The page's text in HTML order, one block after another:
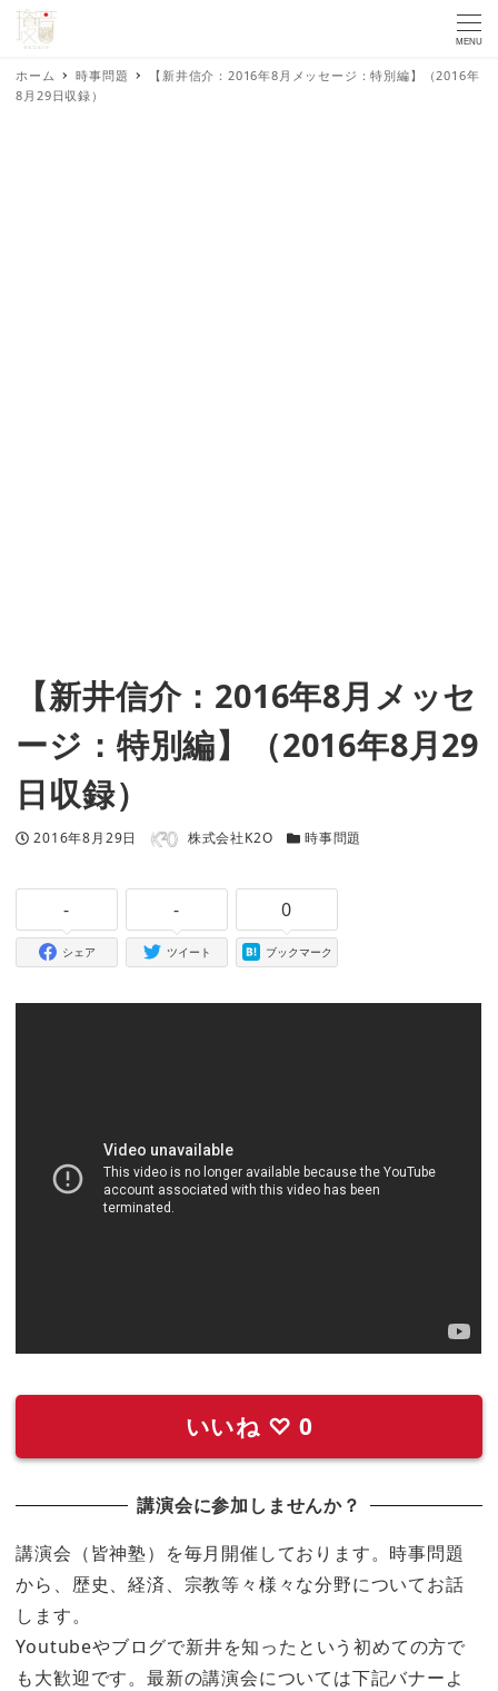
MENU
ホーム 時事問題
【新井信介：2016年8月メッセージ：特別編】（2016年
8月29日収録）
【新井信介：2016年8月メッセ
ージ：特別編】（2016年8月29
日収録）
投稿日
2016年8月29日 著者 株式会社K2O カテゴリー
時事問題
-
シェア
-
ツイート
0
ブックマーク
いいね ♡ 0
講演会に参加しませんか？
講演会（皆神塾）を毎月開催しております。時事問題
から、歴史、経済、宗教等々様々な分野についてお話
します。
Youtubeやブログで新井を知ったという初めての方で
も大歓迎です。最新の講演会については下記バナーよ